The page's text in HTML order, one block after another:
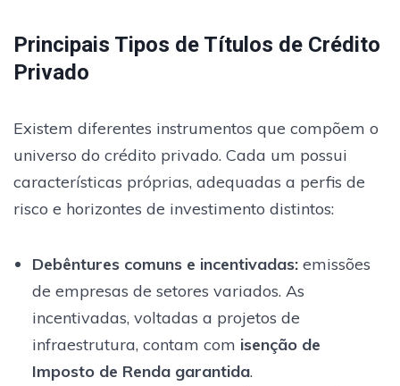
Principais Tipos de Títulos de Crédito
Privado
Existem diferentes instrumentos que compõem o
universo do crédito privado. Cada um possui
características próprias, adequadas a perfis de
risco e horizontes de investimento distintos:
Debêntures comuns e incentivadas:emissões
de empresas de setores variados. As
incentivadas, voltadas a projetos de
infraestrutura, contam com isenção de
Imposto de Renda garantida.